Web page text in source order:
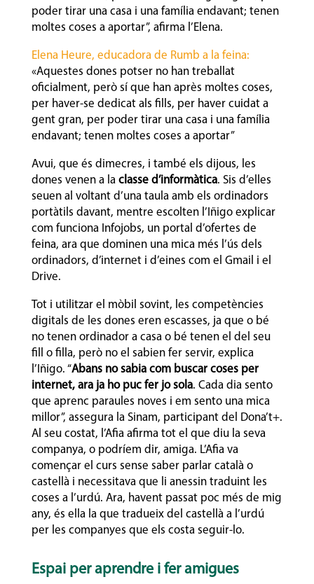
poder tirar una casa i una família endavant; tenen
moltes coses a aportar”, afirma l’Elena.
Elena Heure, educadora de Rumb a la feina:
«Aquestes dones potser no han treballat
oficialment, però sí que han après moltes coses,
per haver-se dedicat als fills, per haver cuidat a
gent gran, per poder tirar una casa i una família
endavant; tenen moltes coses a aportar”
Avui, que és dimecres, i també els dijous, les
dones venen a la classe d’informàtica. Sis d’elles
seuen al voltant d’una taula amb els ordinadors
portàtils davant, mentre escolten l’Iñigo explicar
com funciona Infojobs, un portal d’ofertes de
feina, ara que dominen una mica més l’ús dels
ordinadors, d’internet i d’eines com el Gmail i el
Drive.
Tot i utilitzar el mòbil sovint, les competències
digitals de les dones eren escasses, ja que o bé
no tenen ordinador a casa o bé tenen el del seu
fill o filla, però no el sabien fer servir, explica
l’Iñigo. “Abans no sabia com buscar coses per
internet, ara ja ho puc fer jo sola. Cada dia sento
que aprenc paraules noves i em sento una mica
millor”, assegura la Sinam, participant del Dona’t+.
Al seu costat, l’Afia afirma tot el que diu la seva
companya, o podríem dir, amiga. L’Afia va
començar el curs sense saber parlar català o
castellà i necessitava que li anessin traduint les
coses a l’urdú. Ara, havent passat poc més de mig
any, és ella la que tradueix del castellà a l’urdú
per les companyes que els costa seguir-lo.
Espai per aprendre i fer amigues